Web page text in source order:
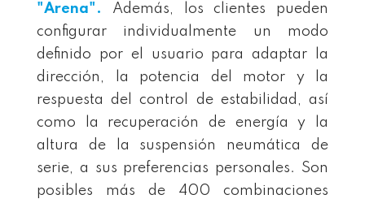
"Arena".
Además, los clientes pueden
configurar individualmente un modo
definido por el usuario para adaptar la
dirección, la potencia del motor y la
respuesta del control de estabilidad, así
como la recuperación de energía y la
altura de la suspensión neumática de
serie, a sus preferencias personales. Son
posibles más de 400 combinaciones